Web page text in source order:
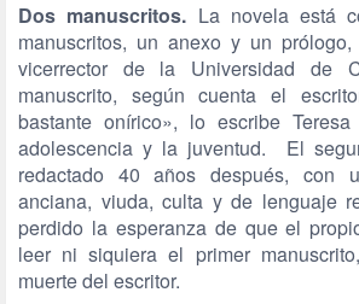
Dos manuscritos. La novela está
manuscritos, un anexo y un
vicerrector de la Universidad de
manuscrito, según cuenta el
bastante onírico», lo escribe
adolescencia y la juventud. El
redactado 40 años después, con
anciana, viuda, culta y de lenguaje
perdido la esperanza de que el
leer ni siquiera el primer
muerte del escritor.